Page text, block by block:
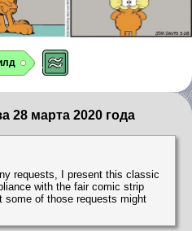
28 марта 2020 года
requests, I present this classic
with the fair comic strip
of those requests might